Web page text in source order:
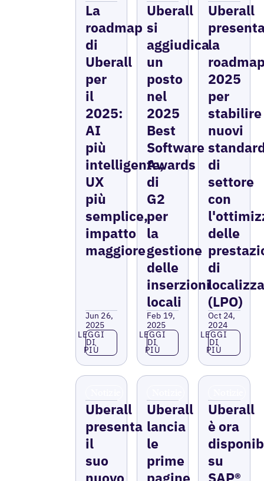
La
roadmap
di
Uberall
per
il
2025:
AI
più
intelligente,
UX
più
semplice,
impatto
maggiore
Jun 26,
2025
Leggi di più
LEGGI
DI
PIÙ
Uberall
si
aggiudica
un
posto
nel
2025
Best
Software
Awards
di
G2
per
la
gestione
delle
inserzioni
locali
Feb 19,
2025
Leggi di più
LEGGI
DI
PIÙ
Uberall
la
2025
per
stabilire
nuovi
di
settore
con
delle
di
(LPO)
Oct 24,
2024
Leggi di più
LEGGI
DI
PIÙ
Uberall
presenta
il
suo
nuovo
Uberall
lancia
le
prime
pagine
Uberall
è ora
su
SAP®